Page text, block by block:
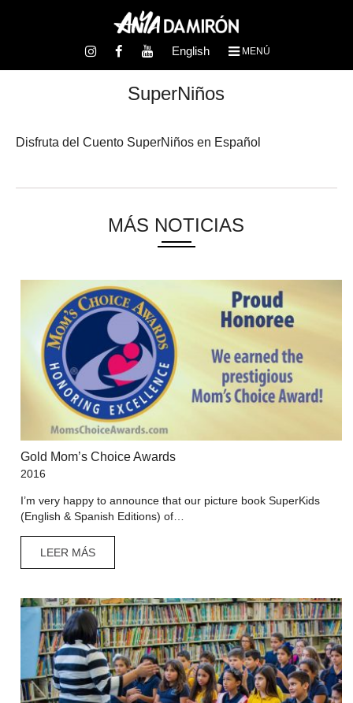
English MENÚ
SuperNiños
Disfruta del Cuento SuperNiños en Español
MÁS NOTICIAS
Gold Mom’s Choice Awards
2016
I’m very happy to announce that our picture book SuperKids
(English & Spanish Editions) of…
LEER MÁS